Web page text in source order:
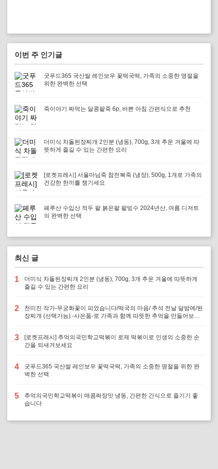
이번 주 인기글
굿푸드365 국산쌀 레인보우 꽃떡국떡, 가족의 소중한 명절을
위한 완벽한 선택
죽이야기 짜먹는 달콩팥죽 6p, 바쁜 아침 간편식으로 추천
더미식 차돌된장찌개 2인분 (냉동), 700g, 3개 추운 겨울에 따
뜻하게 즐길 수 있는 간편한 요리
[로켓프레시] 서울마님죽 참전복죽 (냉장), 500g, 1개로 가족의
건강한 한끼를 챙기세요
페루산 수입산 적두 팥 붉은팥 팥빙수 2024년산, 여름 디저트
의 완벽한 선택
최신 글
1
더미식 차돌된장찌개 2인분 (냉동), 700g, 3개 추운 겨울에 따뜻하게
즐길 수 있는 간편한 요리
2
천미진 작가-무궁화꽃이 피었습니다/떡국의 마음/ 추석 전날 달밤에/된
장찌개 (선택가능) -사은품-로 가족과 함께 따뜻한 추억을 만들어보세
3
[로켓프레시] 추억의국민학교떡볶이 로제 떡볶이로 인생의 소중한 순
간을 되새겨보세요
4
굿푸드365 국산쌀 레인보우 꽃떡국떡, 가족의 소중한 명절을 위한 완
벽한 선택
5
추억의국민학교떡볶이 매콤짜장맛 냉동, 간편한 간식으로 즐기기 좋
습니다